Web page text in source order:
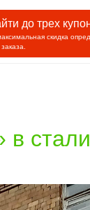
до трех
скидка